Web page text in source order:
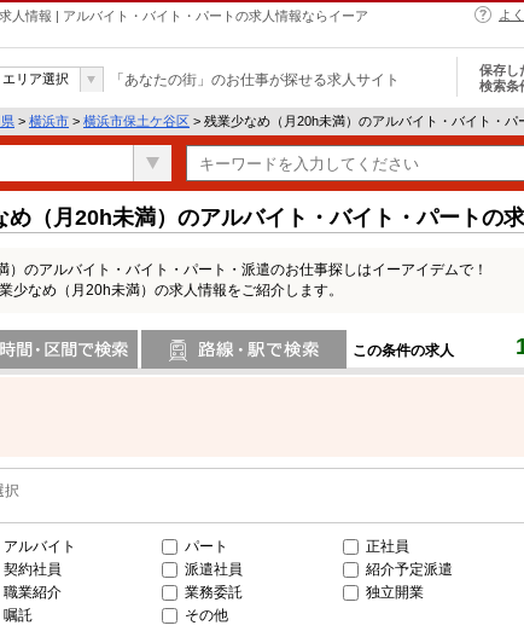
人情報 | アルバイト・バイト・パートの求人情報ならイーア
よ
エリア選択 「あなたの街」のお仕事が探せる求人サイト
保存し
検索条
> 横浜市 > 横浜市保土ケ谷区 > 残業少なめ（月20h未満）のアルバイト・バイト・パ
（月20h未満）のアルバイト・バイト・パートの
のアルバイト・バイト・パート・派遣のお仕事探しはイーアイデムで！
少なめ（月20h未満）の求人情報をご紹介します。
この条件の求人
択
アルバイト パート
正社員
契約社員
派遣社員
紹介予定派遣
職業紹介
業務委託
独立開業
嘱託
その他